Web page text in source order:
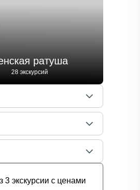
ратуша
28 экскурсий
3 экскурсии с ценами